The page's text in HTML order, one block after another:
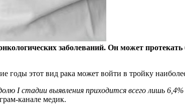
заболеваний. Он может протекать
этот вид рака может войти в тройку
I стадии выявления приходится всего лишь
канале медик.